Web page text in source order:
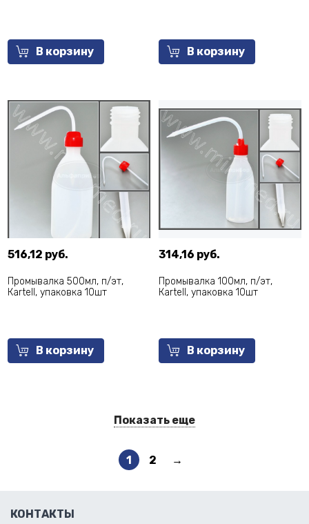
В корзину В корзину
516,12 руб.
Промывалка 500мл, п/эт,
Кartell, упаковка 10шт
В корзину
314,16 руб.
Промывалка 100мл, п/эт,
Кartell, упаковка 10шт
В корзину
Показать еще
1 2 →
КОНТАКТЫ